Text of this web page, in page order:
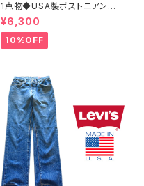
1点物◆USA製ボストニアン黒
革靴レザーシューズ古着メンズ2
6.5レディースOKアメカジ90s
ストリートUSスポーツ中古スニ
ーカーBOSTONIAN362316
¥6,300
10%OFF